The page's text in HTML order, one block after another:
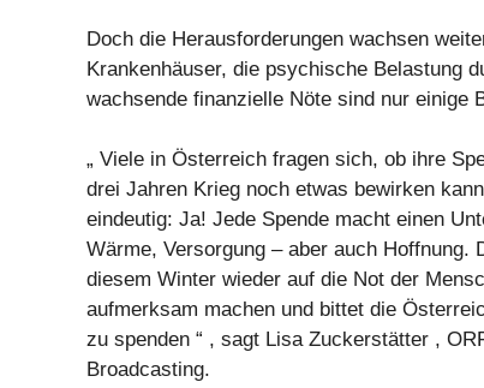
Doch die Herausforderungen wachsen
Krankenhäuser, die psychische Belastung
wachsende finanzielle Nöte sind nur einige
„ Viele in Österreich fragen sich, ob ihre
drei Jahren Krieg noch etwas bewirken
eindeutig: Ja! Jede Spende macht einen
Wärme, Versorgung – aber auch Hoffnung.
diesem Winter wieder auf die Not der
aufmerksam machen und bittet die
zu spenden “ , sagt Lisa Zuckerstätter ,
Broadcasting.